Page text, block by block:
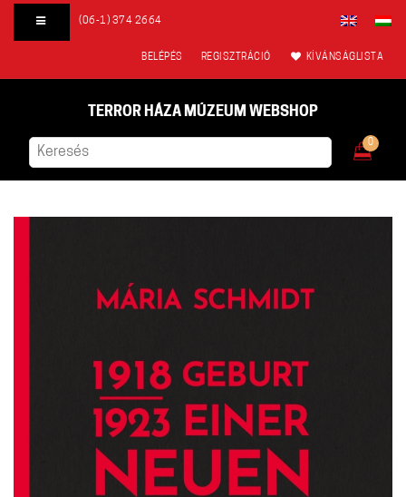
(06-1) 374 2664
BELÉPÉS REGISZTRÁCIÓ KÍVÁNSÁGLISTA
TERROR HÁZA MÚZEUM WEBSHOP
0